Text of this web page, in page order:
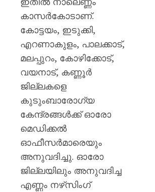
കാസർകോടാണ്.
കോട്ടയം, ഇടുക്കി,
എറണാകുളം, പാലക്കാട്,
മലപ്പുറം, കോഴിക്കോട്,
വയനാട്, കണ്ണൂർ
ജില്ലകളെ
കുടുംബാരോഗ്യ
കേന്ദ്രങ്ങൾക്ക് ഓരോ
മെഡിക്കൽ
ഓഫീസർമാരെയും
അനുവദിച്ചു. ഓരോ
ജില്ലയിലും അനുവദിച്ച
എണ്ണം നഴ്‌സിംഗ്